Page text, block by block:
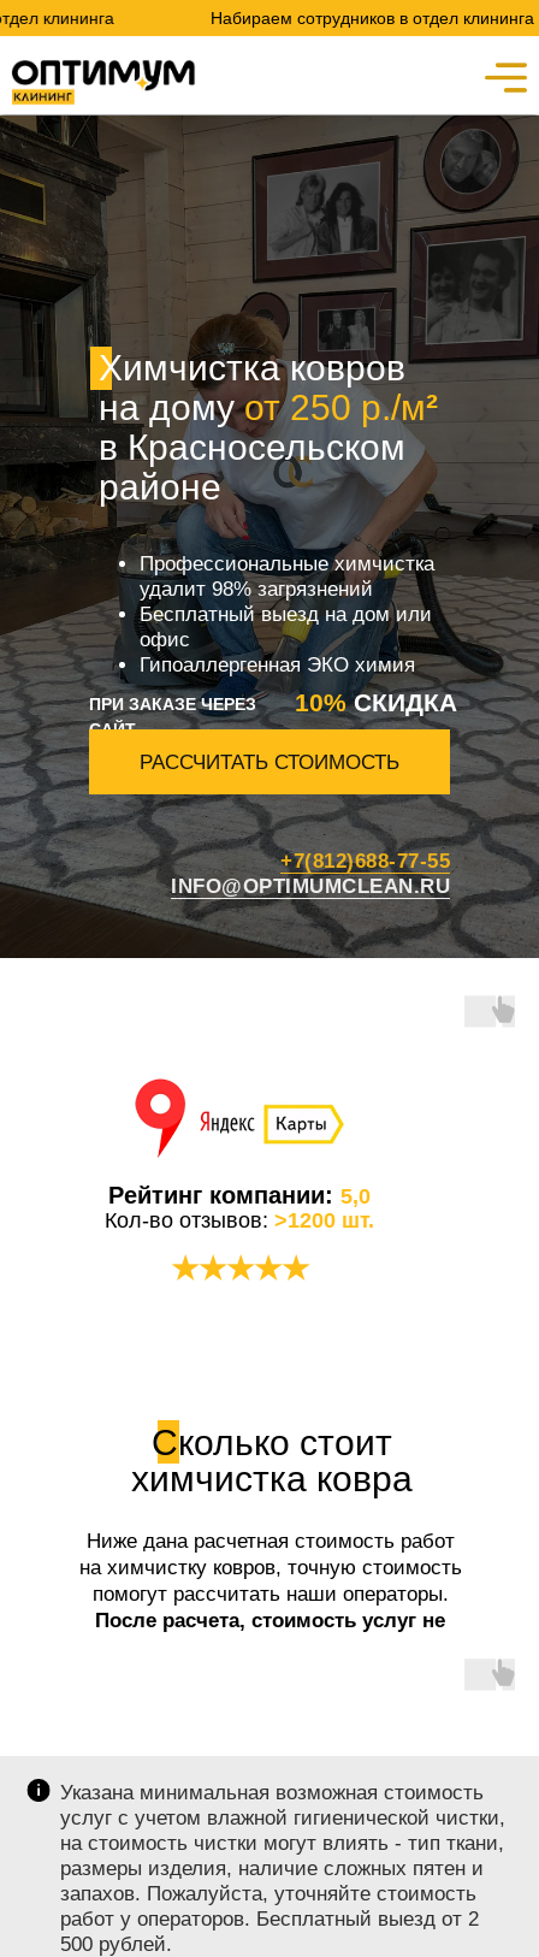
Набираем сотрудников в отдел клининга
10%СКИДКА
Профессиональные химчистка
удалит 98% загрязнений
Бесплатный выезд на дом или
офис
Гипоаллергенная ЭКО химия
ПРИ ЗАКАЗЕ ЧЕРЕЗ
САЙТ
РАССЧИТАТЬ СТОИМОСТЬ
+7(812)688-77-55
INFO@OPTIMUMCLEAN.RU
Химчистка ковров
на домуот 250 р./м²
в Красносельском
районе
Рейтинг компании:5,0
Кол-во отзывов:>1200 шт.
★★★★★
Сколько стоит
химчистка ковра
Ниже дана расчетная стоимость работ
на химчистку ковров, точную стоимость
помогут рассчитать наши операторы.
После расчета, стоимость услуг не
Указана минимальная возможная стоимость
услуг с учетом влажной гигиенической чистки,
на стоимость чистки могут влиять - тип ткани,
размеры изделия, наличие сложных пятен и
запахов. Пожалуйста, уточняйте стоимость
работ у операторов. Бесплатный выезд от 2
500 рублей.